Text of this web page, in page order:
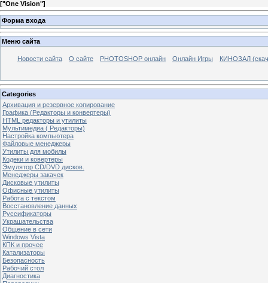
["One Vision"]
Форма входа
Меню сайта
Новости сайта О сайте PHOTOSHOP онлайн Онлайн Игры КИНОЗАЛ
Categories
Архивация и резервное копирование
Графика (Редакторы и конвертеры)
HTML редакторы и утилиты
Мультимедиа ( Редакторы)
Настройка компьютера
Файловые менеджеры
Утилиты для мобилы
Кодеки и ковертеры
Эмулятор CD/DVD дисков.
Менеджеры закачек
Дисковые утилиты
Офисные утилиты
Работа с текстом
Восстановление данных
Руссификаторы
Украшательства
Общение в сети
Windows Vista
КПК и прочее
Катализаторы
Безопасность
Рабочий стол
Диагностика